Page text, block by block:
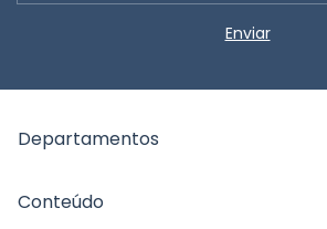
Departamentos
Conteúdo